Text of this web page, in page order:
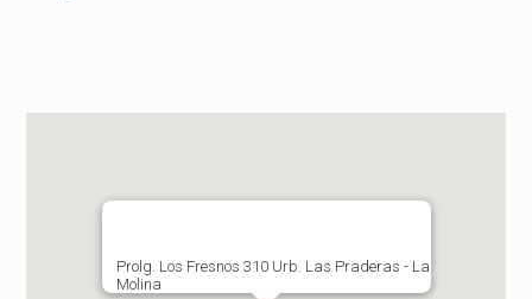
Prolg. Los Fresnos 310 Urb. Las Praderas - La
Molina